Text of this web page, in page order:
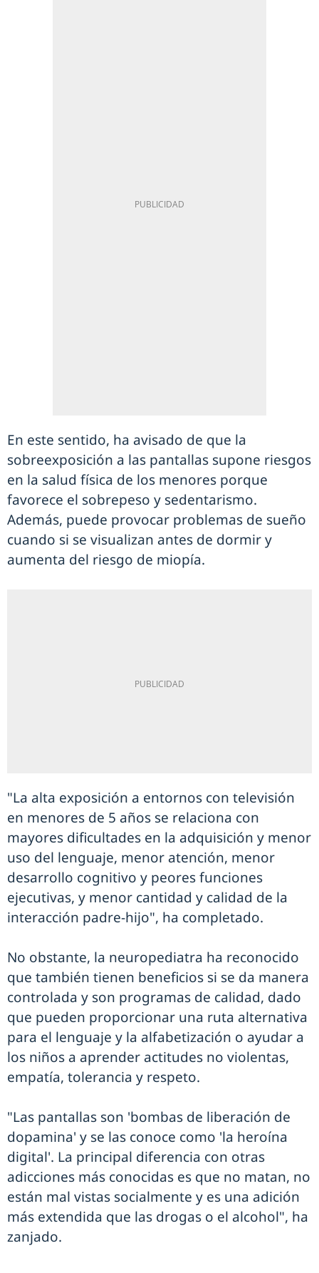
En este sentido, ha avisado de que la
sobreexposición a las pantallas supone riesgos
en la salud física de los menores porque
favorece el sobrepeso y sedentarismo.
Además, puede provocar problemas de sueño
cuando si se visualizan antes de dormir y
aumenta del riesgo de miopía.
"La alta exposición a entornos con televisión
en menores de 5 años se relaciona con
mayores dificultades en la adquisición y menor
uso del lenguaje, menor atención, menor
desarrollo cognitivo y peores funciones
ejecutivas, y menor cantidad y calidad de la
interacción padre-hijo", ha completado.
No obstante, la neuropediatra ha reconocido
que también tienen beneficios si se da manera
controlada y son programas de calidad, dado
que pueden proporcionar una ruta alternativa
para el lenguaje y la alfabetización o ayudar a
los niños a aprender actitudes no violentas,
empatía, tolerancia y respeto.
"Las pantallas son 'bombas de liberación de
dopamina' y se las conoce como 'la heroína
digital'. La principal diferencia con otras
adicciones más conocidas es que no matan, no
están mal vistas socialmente y es una adición
más extendida que las drogas o el alcohol", ha
zanjado.